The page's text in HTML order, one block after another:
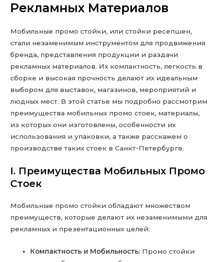
Рекламных Материалов
Мобильные промо стойки, или стойки ресепшен,
стали незаменимым инструментом для продвижения
бренда, представления продукции и раздачи
рекламных материалов. Их компактность, легкость в
сборке и высокая прочность делают их идеальным
выбором для выставок, магазинов, мероприятий и
людных мест. В этой статье мы подробно рассмотрим
преимущества мобильных промо стоек, материалы,
из которых они изготовлены, особенности их
использования и упаковки, а также расскажем о
производстве таких стоек в Санкт-Петербурге.
I. Преимущества Мобильных Промо
Стоек
Мобильные промо стойки обладают множеством
преимуществ, которые делают их незаменимыми для
рекламных и презентационных целей:
Компактность и Мобильность: Промо стойки